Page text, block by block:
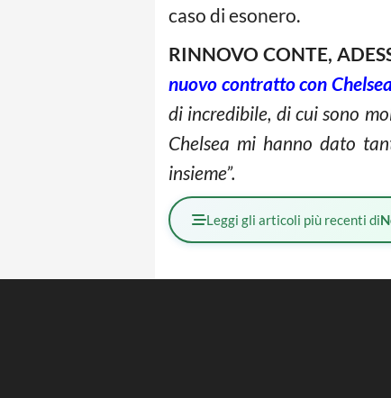
caso di esonero.
RINNOVO CONTE,
nuovo contratto con
di incredibile, di cui sono
Chelsea mi hanno dato
insieme”.
Leggi gli articoli più recenti di